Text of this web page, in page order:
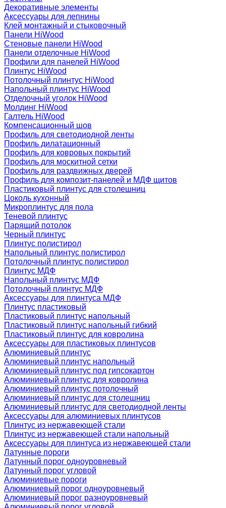
Декоративные элементы
Аксессуары для лепнины
Клей монтажный и стыковочный
Панели HiWood
Стеновые панели HiWood
Панели отделочные HiWood
Профили для панелей HiWood
Плинтус HiWood
Потолочный плинтус HiWood
Напольный плинтус HiWood
Отделочный уголок HiWood
Молдинг HiWood
Галтель HiWood
Компенсационный шов
Профиль для светодиодной ленты
Профиль дилатационный
Профиль для ковровых покрытий
Профиль для москитной сетки
Профиль для раздвижных дверей
Профиль для композит-панелей и МДФ щитов
Пластиковый плинтус для столешниц
Цоколь кухонный
Микроплинтус для пола
Теневой плинтус
Парящий потолок
Черный плинтус
Плинтус полистирол
Напольный плинтус полистирол
Потолочный плинтус полистирол
Плинтус МДФ
Напольный плинтус МДФ
Потолочный плинтус МДФ
Аксессуары для плинтуса МДФ
Плинтус пластиковый
Пластиковый плинтус напольный
Пластиковый плинтус напольный гибкий
Пластиковый плинтус для ковролина
Аксессуары для пластиковых плинтусов
Алюминиевый плинтус
Алюминиевый плинтус напольный
Алюминиевый плинтус под гипсокартон
Алюминиевый плинтус для ковролина
Алюминиевый плинтус потолочный
Алюминиевый плинтус для столешниц
Алюминиевый плинтус для светодиодной ленты
Аксессуары для алюминиевых плинтусов
Плинтус из нержавеющей стали
Плинтус из нержавеющей стали напольный
Аксессуары для плинтуса из нержавеющей стали
Латунные пороги
Латунный порог одноуровневый
Латунный порог угловой
Алюминиевые пороги
Алюминиевый порог одноуровневый
Алюминиевый порог разноуровневый